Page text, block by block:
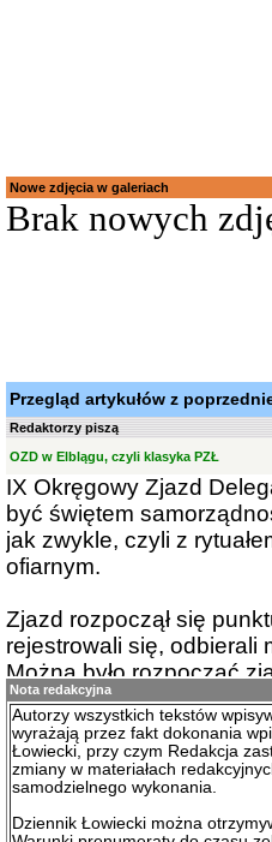
Nowe zdjęcia w galeriach
Brak nowych
Nota redakcyjna
Autorzy wszystkich tekstów
wyrażają przez fakt dokonania
Łowiecki, przy czym Redakcja
zmiany w materiałach
samodzielnego wykonania.
Dziennik Łowiecki można
Przegląd artykułów z
Redaktorzy piszą
OZD w Elblągu, czyli klasyka PZŁ
IX Okręgowy Zjazd
być świętem
jak zwykle, czyli z
ofiarnym.
Zjazd rozpoczął się
rejestrowali się, odbierali
Można było rozpocząć
sprawnym zarządzaniu
jeden z delegatów –
regulaminu obrad.
Nie przewrócił stołu,
głosowaniami